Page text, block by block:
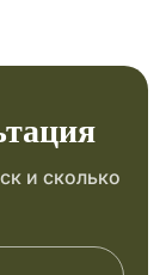
и сколько